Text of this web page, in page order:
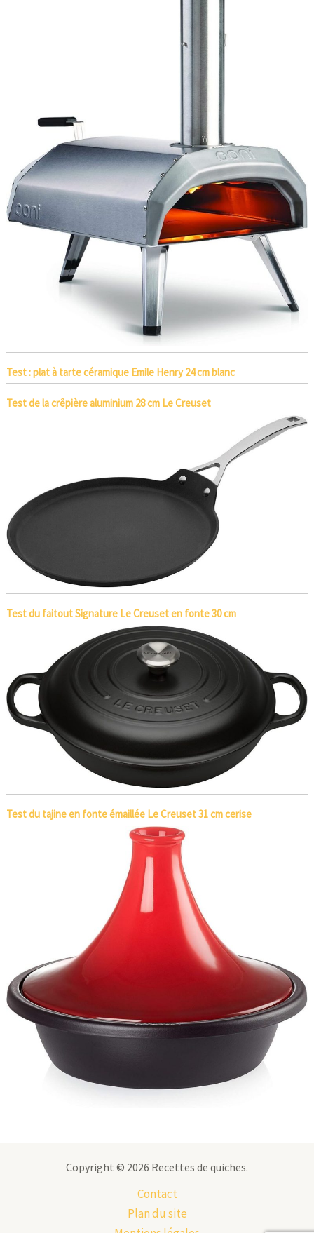
Test : plat à tarte céramique Emile Henry 24 cm blanc
Test de la crêpière aluminium 28 cm Le Creuset
Test du faitout Signature Le Creuset en fonte 30 cm
Test du tajine en fonte émaillée Le Creuset 31 cm cerise
Copyright © 2026 Recettes de quiches.
Contact
Plan du site